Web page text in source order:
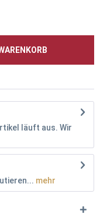
läuft aus. Wir
mehr